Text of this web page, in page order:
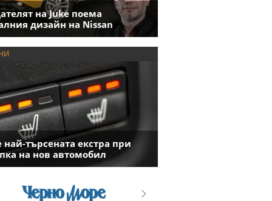
на Juke поема
дизайн на Nissan
най-търсената екстра при
на нов автомобил